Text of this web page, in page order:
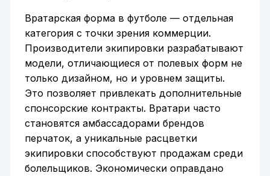
Вратарская форма в футболе — отдельная
категория с точки зрения коммерции.
Производители экипировки разрабатывают
модели, отличающиеся от полевых форм не
только дизайном, но и уровнем защиты.
Это позволяет привлекать дополнительные
спонсорские контракты. Вратари часто
становятся амбассадорами брендов
перчаток, а уникальные расцветки
экипировки способствуют продажам среди
болельщиков. Экономически оправдано